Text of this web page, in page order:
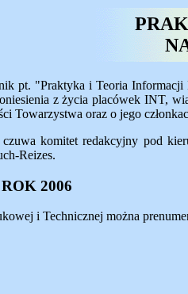
pt. "Praktyka i Teoria Informacji
z życia placówek INT,
Towarzystwa oraz o jego
komitet redakcyjny pod
Reizes.
2006
i Technicznej można